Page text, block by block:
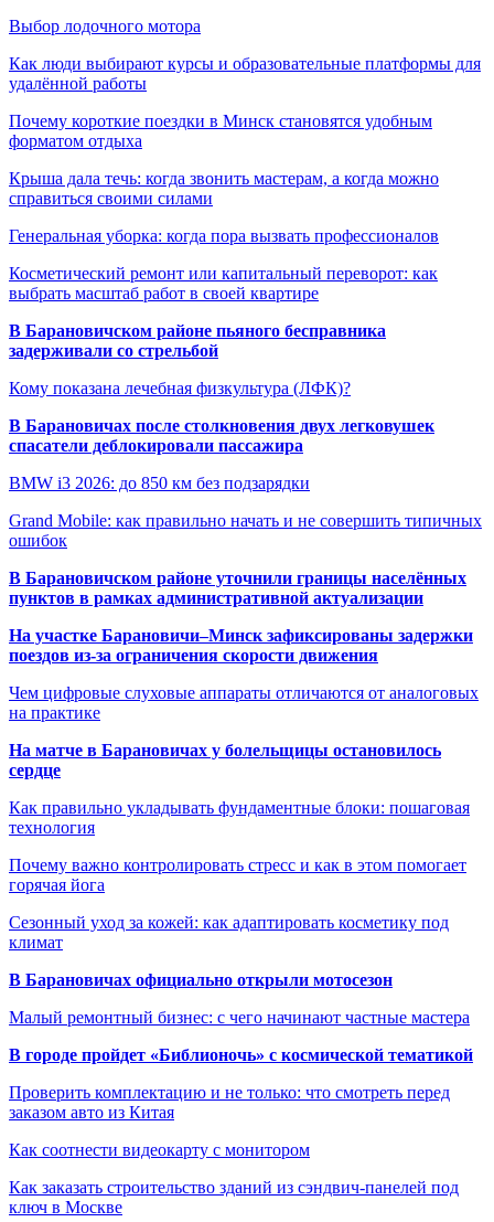
Выбор лодочного мотора
Как люди выбирают курсы и образовательные платформы для
удалённой работы
Почему короткие поездки в Минск становятся удобным
форматом отдыха
Крыша дала течь: когда звонить мастерам, а когда можно
справиться своими силами
Генеральная уборка: когда пора вызвать профессионалов
Косметический ремонт или капитальный переворот: как
выбрать масштаб работ в своей квартире
В Барановичском районе пьяного бесправника
задерживали со стрельбой
Кому показана лечебная физкультура (ЛФК)?
В Барановичах после столкновения двух легковушек
спасатели деблокировали пассажира
BMW i3 2026: до 850 км без подзарядки
Grand Mobile: как правильно начать и не совершить типичных
ошибок
В Барановичском районе уточнили границы населённых
пунктов в рамках административной актуализации
На участке Барановичи–Минск зафиксированы задержки
поездов из-за ограничения скорости движения
Чем цифровые слуховые аппараты отличаются от аналоговых
на практике
На матче в Барановичах у болельщицы остановилось
сердце
Как правильно укладывать фундаментные блоки: пошаговая
технология
Почему важно контролировать стресс и как в этом помогает
горячая йога
Сезонный уход за кожей: как адаптировать косметику под
климат
В Барановичах официально открыли мотосезон
Малый ремонтный бизнес: с чего начинают частные мастера
В городе пройдет «Библионочь» с космической тематикой
Проверить комплектацию и не только: что смотреть перед
заказом авто из Китая
Как соотнести видеокарту с монитором
Как заказать строительство зданий из сэндвич-панелей под
ключ в Москве